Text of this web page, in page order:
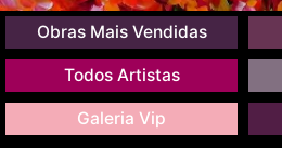
Obras Mais Vendidas
Todos Artistas
Galeria Vip